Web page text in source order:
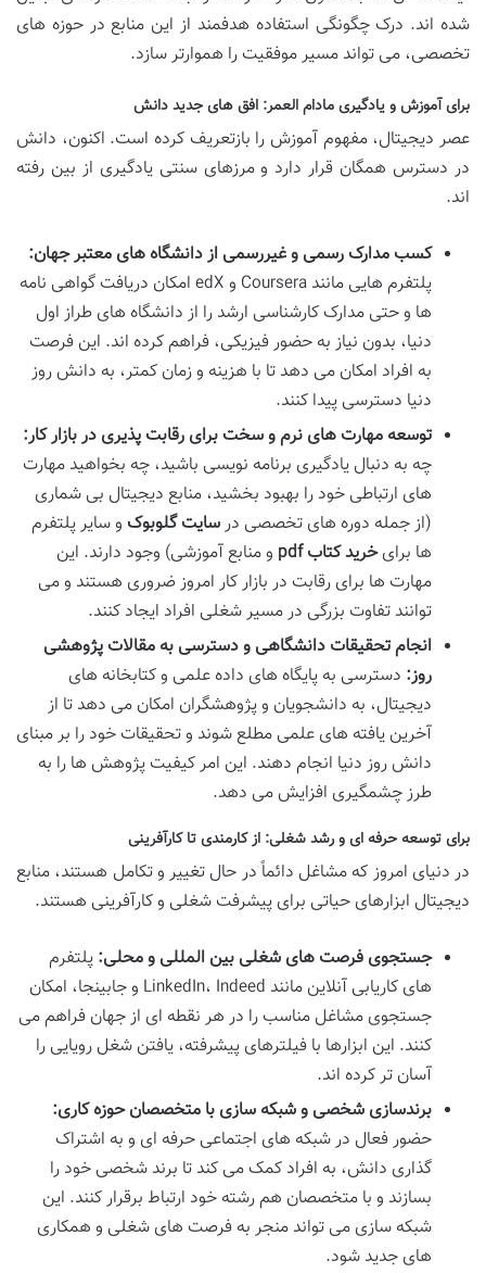
شده اند. درک چگونگی استفاده هدفمند از این منابع در حوزه های
تخصصی، می تواند مسیر موفقیت را هموارتر سازد.
برای آموزش و یادگیری مادام العمر: افق های جدید دانش
عصر دیجیتال، مفهوم آموزش را بازتعریف کرده است. اکنون، دانش
در دسترس همگان قرار دارد و مرزهای سنتی یادگیری از بین رفته
اند.
کسب مدارک رسمی و غیررسمی از دانشگاه های معتبر جهان:
پلتفرم هایی مانند Coursera و edX امکان دریافت گواهی نامه
ها و حتی مدارک کارشناسی ارشد را از دانشگاه های طراز اول
دنیا، بدون نیاز به حضور فیزیکی، فراهم کرده اند. این فرصت
به افراد امکان می دهد تا با هزینه و زمان کمتر، به دانش روز
دنیا دسترسی پیدا کنند.
توسعه مهارت های نرم و سخت برای رقابت پذیری در بازار کار:
چه به دنبال یادگیری برنامه نویسی باشید، چه بخواهید مهارت
های ارتباطی خود را بهبود بخشید، منابع دیجیتال بی شماری
(از جمله دوره های تخصصی درسایت گلوبوک و سایر پلتفرم
ها برایخرید کتاب pdf
و منابع آموزشی) وجود دارند. این
مهارت ها برای رقابت در بازار کار امروز ضروری هستند و می
توانند تفاوت بزرگی در مسیر شغلی افراد ایجاد کنند.
انجام تحقیقات دانشگاهی و دسترسی به مقالات پژوهشی
روز: دسترسی به پایگاه های داده علمی و کتابخانه های
دیجیتال، به دانشجویان و پژوهشگران امکان می دهد تا از
آخرین یافته های علمی مطلع شوند و تحقیقات خود را بر مبنای
دانش روز دنیا انجام دهند. این امر کیفیت پژوهش ها را به
طرز چشمگیری افزایش می دهد.
برای توسعه حرفه ای و رشد شغلی: از کارمندی تا کارآفرینی
در دنیای امروز که مشاغل دائماً در حال تغییر و تکامل هستند، منابع
دیجیتال ابزارهای حیاتی برای پیشرفت شغلی و کارآفرینی هستند.
جستجوی فرصت های شغلی بین المللی و محلی: پلتفرم
های کاریابی آنلاین مانند LinkedIn، Indeed و جابینجا، امکان
جستجوی مشاغل مناسب را در هر نقطه ای از جهان فراهم می
کنند. این ابزارها با فیلترهای پیشرفته، یافتن شغل رویایی را
آسان تر کرده اند.
برندسازی شخصی و شبکه سازی با متخصصان حوزه کاری:
حضور فعال در شبکه های اجتماعی حرفه ای و به اشتراک
گذاری دانش، به افراد کمک می کند تا برند شخصی خود را
بسازند و با متخصصان هم رشته خود ارتباط برقرار کنند. این
شبکه سازی می تواند منجر به فرصت های شغلی و همکاری
های جدید شود.